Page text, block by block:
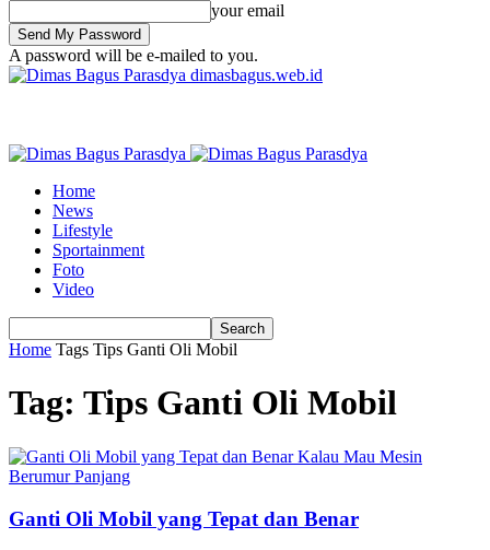
your email
A password will be e-mailed to you.
dimasbagus.web.id
Home
News
Lifestyle
Sportainment
Foto
Video
Home Tags Tips Ganti Oli Mobil
Tag: Tips Ganti Oli Mobil
Ganti Oli Mobil yang Tepat dan Benar